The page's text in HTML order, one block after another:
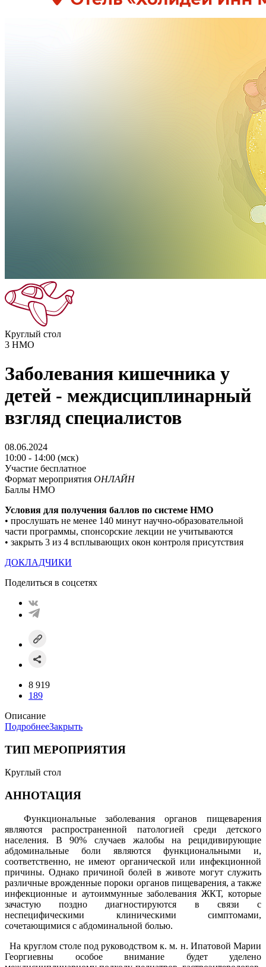
Круглый стол
3 НМО
Заболевания кишечника у
детей - междисциплинарный
взгляд специалистов
08.06.2024
10:00 - 14:00 (мск)
Участие бесплатное
Формат мероприятия ОНЛАЙН
Баллы НМО
Условия для получения баллов по системе НМO
• прослушать не менее 140 минут научно-образовательной
части программы, спонсорские лекции не учитываются
• закрыть 3 из 4 всплывающих окон контроля присутствия
ДОКЛАДЧИКИ
Поделиться в соцсетях
8 919
189
Описание
ПодробнееЗакрыть
ТИП МЕРОПРИЯТИЯ
Круглый стол
АННОТАЦИЯ
Функциональные заболевания органов пищеварения
являются распространенной патологией среди детского
населения. В 90% случаев жалобы на рецидивирующие
абдоминальные боли являются функциональными и,
соответственно, не имеют органической или инфекционной
причины. Однако причиной болей в животе могут служить
различные врожденные пороки органов пищеварения, а также
инфекционные и аутоиммунные заболевания ЖКТ, которые
зачастую поздно диагностируются в связи с
неспецифическими клиническими симптомами,
сочетающимися с абдоминальной болью.
На круглом столе под руководством к. м. н. Ипатовой Марии
Георгиевны особое внимание будет уделено